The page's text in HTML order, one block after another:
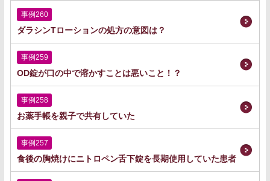
事例260
ダラシンTローションの処方の意図は？
事例259
OD錠が口の中で溶かすことは悪いこと！？
事例258
お薬手帳を親子で共有していた
事例257
食後の胸焼けにニトロペン舌下錠を長期使用していた患者